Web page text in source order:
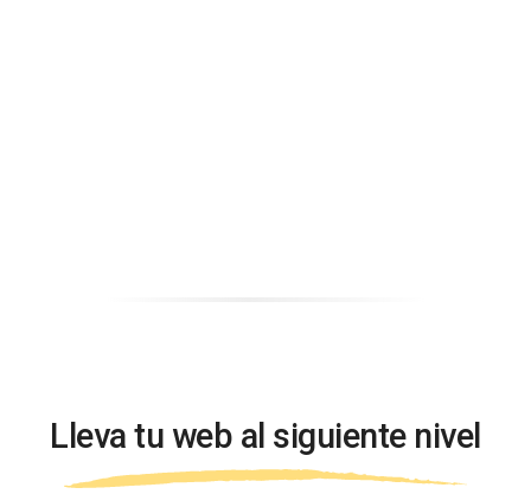
Lleva tu web al siguiente nivel